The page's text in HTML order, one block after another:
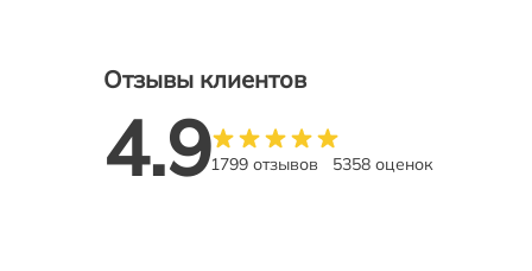
Отзывы клиентов
4.91799 отзывов 5358 оценок